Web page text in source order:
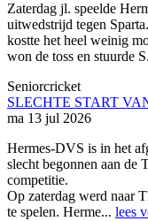
Zaterdag jl. speelde
uitwedstrijd tegen
kostte het heel weinig
won de toss en stuurde
Seniorcricket
SLECHTE START
ma 13 jul 2026
Hermes-DVS is in het
slecht begonnen aan de
competitie.
Op zaterdag werd naar
te spelen. Herme... lees